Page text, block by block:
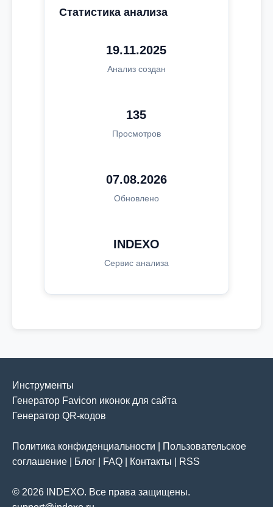
Статистика анализа
19.11.2025
Анализ создан
135
Просмотров
07.08.2026
Обновлено
INDEXO
Сервис анализа
Инструменты
Генератор Favicon иконок для сайта
Генератор QR-кодов
Политика конфиденциальности
Пользовательское
соглашение
Блог FAQ Контакты RSS
© 2026 INDEXO. Все права защищены.